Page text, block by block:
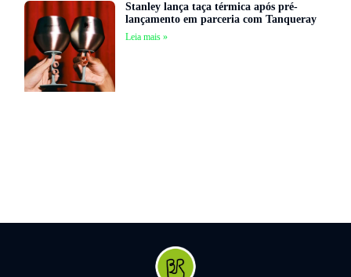
Stanley lança taça térmica após pré-
lançamento em parceria com Tanqueray
Leia mais »